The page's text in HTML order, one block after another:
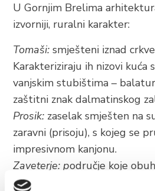
U Gornjim Brelima
izvorniji, ruralni karakter:
Tomaši: smješteni iznad
Karakteriziraju ih nizovi kuća
vanjskim stubištima –
zaštitni znak dalmatinskog
Prosik: zaselak smješten na
zaravni (prisoju), s kojeg se
impresivnom kanjonu.
Zaveterje: područje koje
Brkulji, Tomaši, Drinovci i